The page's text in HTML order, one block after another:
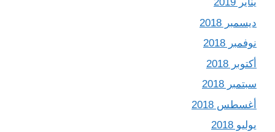
يناير 2019
ديسمبر 2018
نوفمبر 2018
أكتوبر 2018
سبتمبر 2018
أغسطس 2018
يوليو 2018